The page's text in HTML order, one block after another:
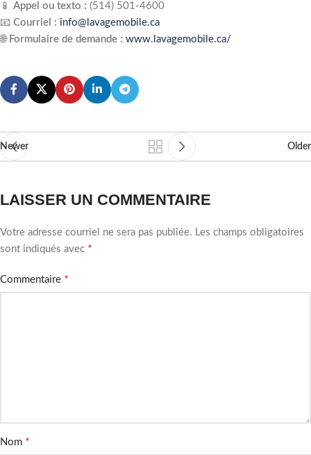
📱 Appel ou texto : (514) 501‑4600
📧 Courriel : info@lavagemobile.ca
🌐 Formulaire de demande : www.lavagemobile.ca/
Newer Older
LAISSER UN COMMENTAIRE
Votre adresse courriel ne sera pas publiée. Les champs obligatoires
sont indiqués avec *
Commentaire *
Nom *